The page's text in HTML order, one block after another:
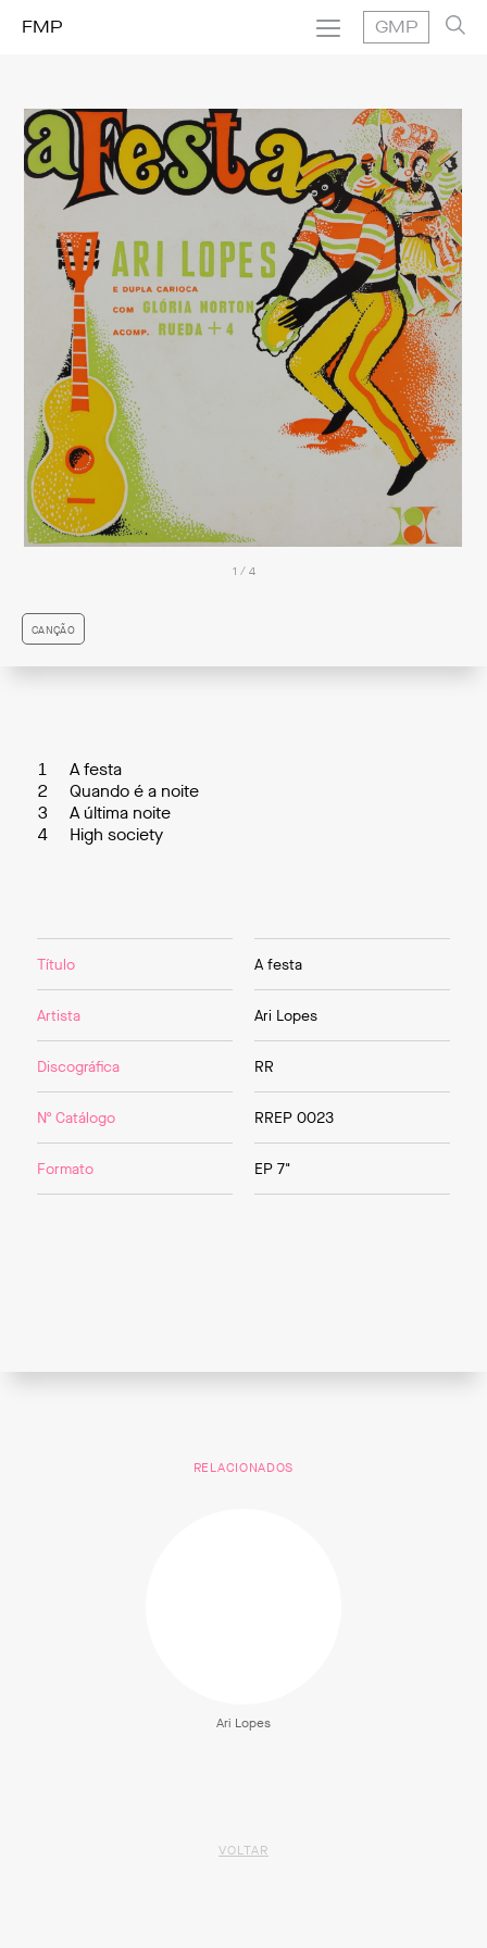
FMP GMP
1 / 4
CANÇÃO
1
A festa
2
Quando é a noite
3
A última noite
4
High society
Título A festa
Artista Ari Lopes
Discográfica RR
Nº Catálogo RREP 0023
Formato EP 7"
RELACIONADOS
Ari Lopes
VOLTAR